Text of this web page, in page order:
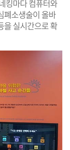
킹마다 컴퓨터와
폐소생술이 올바
을 실시간으로 확